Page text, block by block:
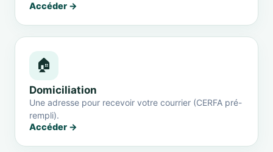
Accéder →
🏠
Domiciliation
Une adresse pour recevoir votre courrier (CERFA pré-
rempli).
Accéder →